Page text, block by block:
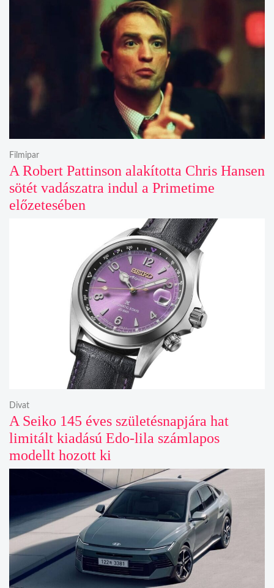
A Robert Pattinson alakította Chris Hansen
sötét vadászatra indul a Primetime
előzetesében
Filmipar
A Seiko 145 éves születésnapjára hat
limitált kiadású Edo-lila számlapos
modellt hozott ki
Divat